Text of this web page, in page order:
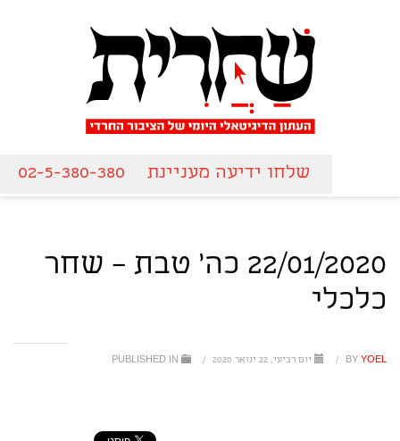
שלחו ידיעה מעניינת 02-5-380-380
22/01/2020 כה' טבת – שחר
כלכלי
BY YOEL
/ יום רביעי, 22 ינואר 2020 /